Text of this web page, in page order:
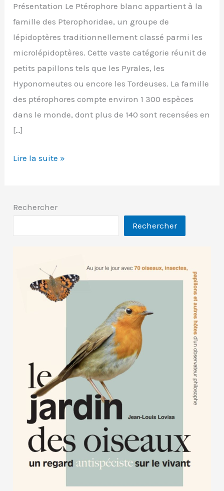
Présentation Le Ptérophore blanc appartient à la
famille des Pterophoridae, un groupe de
lépidoptères traditionnellement classé parmi les
microlépidoptères. Cette vaste catégorie réunit de
petits papillons tels que les Pyrales, les
Hyponomeutes ou encore les Tordeuses. La famille
des ptérophores compte environ 1 300 espèces
dans le monde, dont plus de 140 sont recensées en
[…]
Pterophorus
blanc)
Lire la suite »
Rechercher
Rechercher